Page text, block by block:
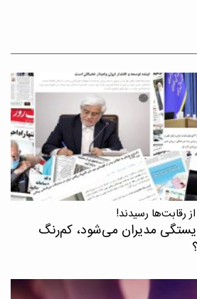
رقابت‌ها رسیدند!
مدیران می‌شود، کم‌رنگ